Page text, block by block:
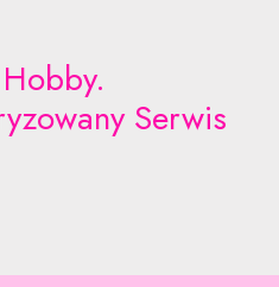
Serwis